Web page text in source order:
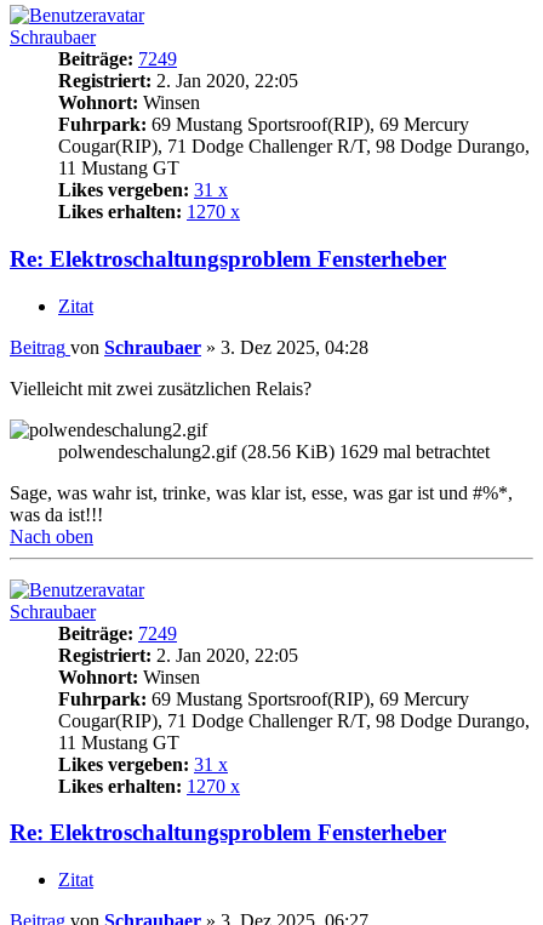
Schraubaer
Beiträge: 7249
Registriert: 2. Jan 2020, 22:05
Wohnort: Winsen
Fuhrpark: 69 Mustang Sportsroof(RIP), 69 Mercury
Cougar(RIP), 71 Dodge Challenger R/T, 98 Dodge Durango,
11 Mustang GT
Likes vergeben: 31 x
Likes erhalten: 1270 x
Re: Elektroschaltungsproblem Fensterheber
Zitat
Beitrag von Schraubaer » 3. Dez 2025, 04:28
Vielleicht mit zwei zusätzlichen Relais?
polwendeschalung2.gif (28.56 KiB) 1629 mal betrachtet
Sage, was wahr ist, trinke, was klar ist, esse, was gar ist und #%*,
was da ist!!!
Nach oben
Schraubaer
Beiträge: 7249
Registriert: 2. Jan 2020, 22:05
Wohnort: Winsen
Fuhrpark: 69 Mustang Sportsroof(RIP), 69 Mercury
Cougar(RIP), 71 Dodge Challenger R/T, 98 Dodge Durango,
11 Mustang GT
Likes vergeben: 31 x
Likes erhalten: 1270 x
Re: Elektroschaltungsproblem Fensterheber
Zitat
Beitrag von Schraubaer » 3. Dez 2025, 06:27